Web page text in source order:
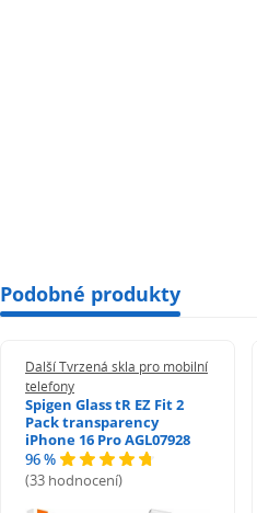
Podobné produkty
Další Tvrzená skla pro mobilní
telefony
Spigen Glass tR EZ Fit 2
Pack transparency
iPhone 16 Pro AGL07928
96 %
(33 hodnocení)